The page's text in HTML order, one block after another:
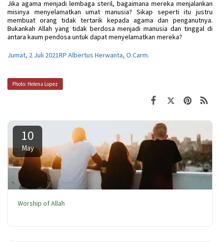
Jika agama menjadi lembaga steril, bagaimana mereka menjalankan
misinya menyelamatkan umat manusia? Sikap seperti itu justru
membuat orang tidak tertarik kepada agama dan penganutnya.
Bukankah Allah yang tidak berdosa menjadi manusia dan tinggal di
antara kaum pendosa untuk dapat menyelamatkan mereka?
Jumat, 2 Juli 2021RP Albertus Herwanta, O.Carm.
Photo: Helena Lopez
10
May
Worship of Allah